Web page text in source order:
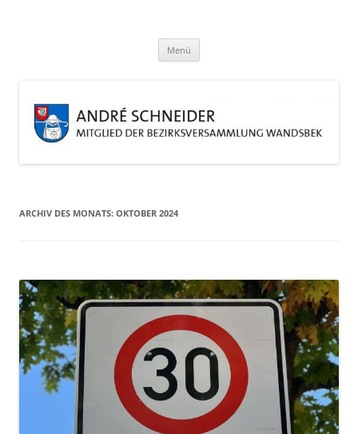
Menü
ARCHIV DES MONATS: OKTOBER 2024